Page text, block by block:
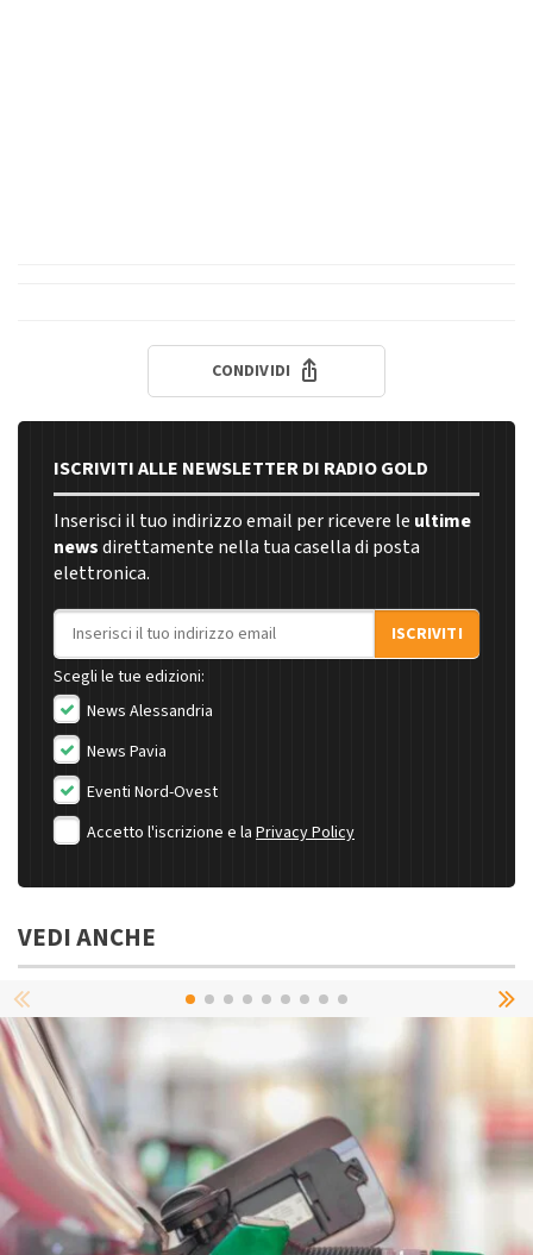
CONDIVIDI
ISCRIVITI ALLE NEWSLETTER DI RADIO GOLD
Inserisci il tuo indirizzo email per ricevere le ultime
newsdirettamente nella tua casella di posta
elettronica.
Indirizzo email
ISCRIVITI
Scegli le tue edizioni:
News Alessandria
News Pavia
Eventi Nord-Ovest
Accetto l'iscrizione e la Privacy Policy
VEDI ANCHE